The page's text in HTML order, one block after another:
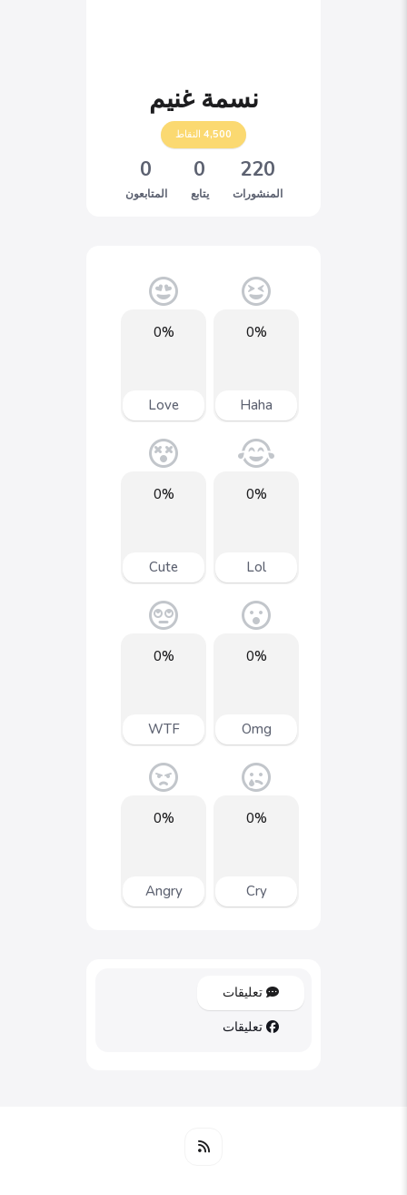
نسمة غنيم
4,500النقاط
220
المنشورات
0
يتابع
0
المتابعون
0%
Haha
0%
Love
0%
Lol
0%
Cute
0%
Omg
0%
WTF
0%
Cry
0%
Angry
تعليقات
تعليقات